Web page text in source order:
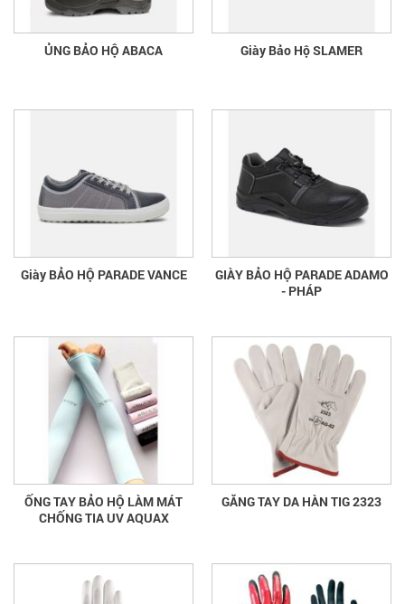
ỦNG BẢO HỘ ABACA Giày Bảo Hộ SLAMER
Giày BẢO HỘ PARADE VANCE
GIÀY BẢO HỘ PARADE ADAMO
- PHÁP
ỐNG TAY BẢO HỘ LÀM MÁT
CHỐNG TIA UV AQUAX
GĂNG TAY DA HÀN TIG 2323